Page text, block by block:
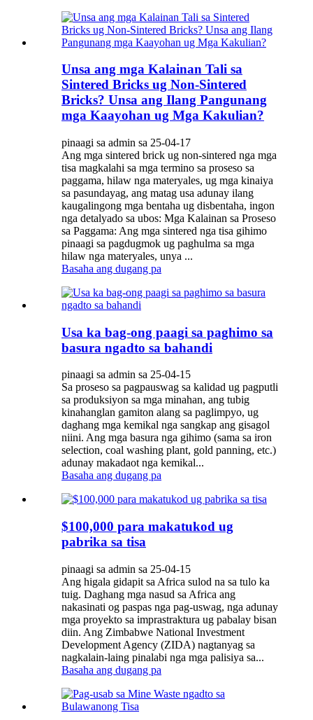
Unsa ang mga Kalainan Tali sa
Sintered Bricks ug Non-Sintered
Bricks? Unsa ang Ilang Pangunang
mga Kaayohan ug Mga Kakulian?
pinaagi sa admin sa 25-04-17
Ang mga sintered brick ug non-sintered nga mga
tisa magkalahi sa mga termino sa proseso sa
paggama, hilaw nga materyales, ug mga kinaiya
sa pasundayag, ang matag usa adunay ilang
kaugalingong mga bentaha ug disbentaha, ingon
nga detalyado sa ubos: Mga Kalainan sa Proseso
sa Paggama: Ang mga sintered nga tisa gihimo
pinaagi sa pagdugmok ug paghulma sa mga
hilaw nga materyales, unya ...
Basaha ang dugang pa
Usa ka bag-ong paagi sa paghimo sa
basura ngadto sa bahandi
pinaagi sa admin sa 25-04-15
Sa proseso sa pagpauswag sa kalidad ug pagputli
sa produksiyon sa mga minahan, ang tubig
kinahanglan gamiton alang sa paglimpyo, ug
daghang mga kemikal nga sangkap ang gisagol
niini. Ang mga basura nga gihimo (sama sa iron
selection, coal washing plant, gold panning, etc.)
adunay makadaot nga kemikal...
Basaha ang dugang pa
$100,000 para makatukod ug
pabrika sa tisa
pinaagi sa admin sa 25-04-15
Ang higala gidapit sa Africa sulod na sa tulo ka
tuig. Daghang mga nasud sa Africa ang
nakasinati og paspas nga pag-uswag, nga adunay
mga proyekto sa imprastraktura ug pabalay bisan
diin. Ang Zimbabwe National Investment
Development Agency (ZIDA) nagtanyag sa
nagkalain-laing pinalabi nga mga palisiya sa...
Basaha ang dugang pa